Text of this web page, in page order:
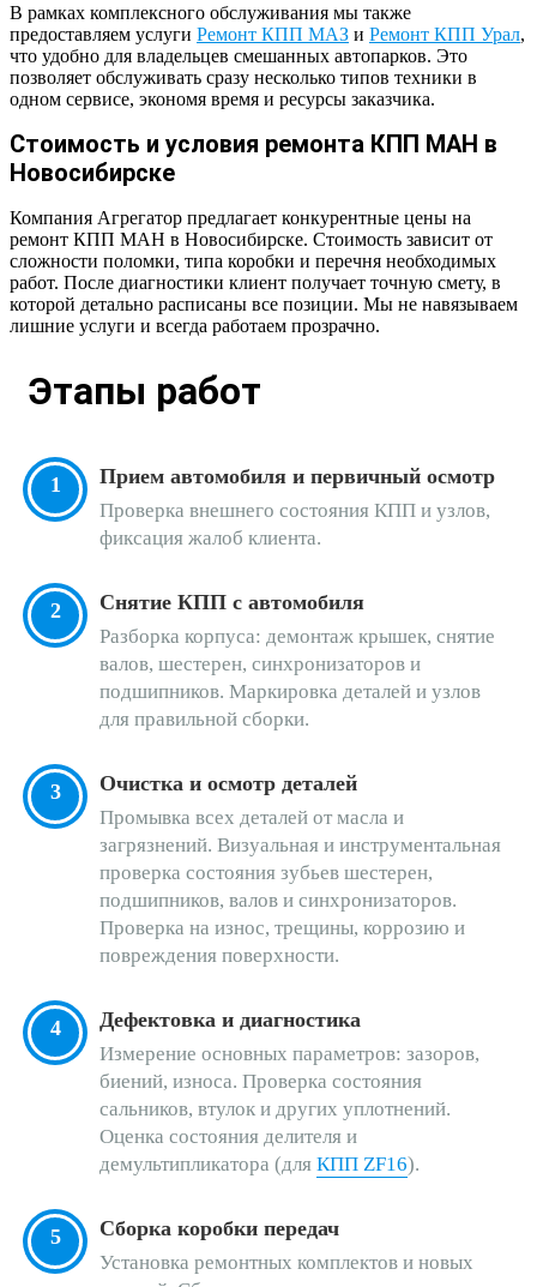
В рамках комплексного обслуживания мы также
предоставляем услуги Ремонт КПП МАЗ и Ремонт КПП Урал,
что удобно для владельцев смешанных автопарков. Это
позволяет обслуживать сразу несколько типов техники в
одном сервисе, экономя время и ресурсы заказчика.
Стоимость и условия ремонта КПП МАН в
Новосибирске
Компания Агрегатор предлагает конкурентные цены на
ремонт КПП МАН в Новосибирске. Стоимость зависит от
сложности поломки, типа коробки и перечня необходимых
работ. После диагностики клиент получает точную смету, в
которой детально расписаны все позиции. Мы не навязываем
лишние услуги и всегда работаем прозрачно.
Этапы работ
Прием автомобиля и первичный осмотр
Проверка внешнего состояния КПП и узлов,
фиксация жалоб клиента.
Снятие КПП с автомобиля
Разборка корпуса: демонтаж крышек, снятие
валов, шестерен, синхронизаторов и
подшипников. Маркировка деталей и узлов
для правильной сборки.
Очистка и осмотр деталей
Промывка всех деталей от масла и
загрязнений. Визуальная и инструментальная
проверка состояния зубьев шестерен,
подшипников, валов и синхронизаторов.
Проверка на износ, трещины, коррозию и
повреждения поверхности.
Дефектовка и диагностика
Измерение основных параметров: зазоров,
биений, износа. Проверка состояния
сальников, втулок и других уплотнений.
Оценка состояния делителя и
демультипликатора (для КПП ZF16).
Сборка коробки передач
Установка ремонтных комплектов и новых